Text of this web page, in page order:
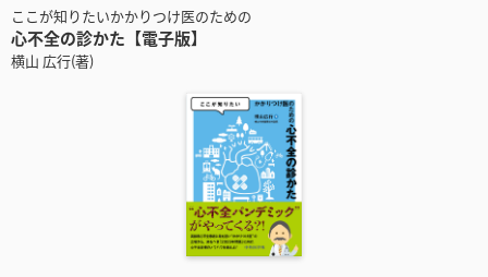
ここが知りたいかかりつけ医のための
心不全の診かた【電子版】
横山 広行(著)